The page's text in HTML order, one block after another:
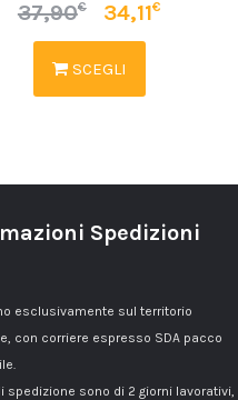
37,90€ 34,11€
SCEGLI
Spedizioni
esclusivamente sul territorio
con corriere espresso SDA pacco
spedizione sono di 2 giorni lavorativi,